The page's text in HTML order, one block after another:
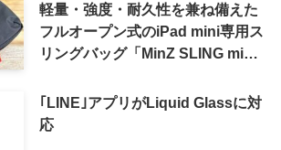
軽量・強度・耐久性を兼ね備えた
フルオープン式のiPad mini専用ス
リングバッグ「MinZ SLING mini
｢LINE｣アプリがLiquid Glassに対
応